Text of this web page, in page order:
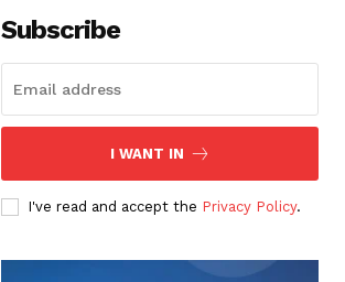
Subscribe
I WANT IN
I've read and accept the Privacy Policy.